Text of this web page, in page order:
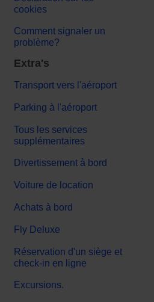
cookies
Comment signaler un
problème?
Extra's
Transport vers l'aéroport
Parking à l'aéroport
Tous les services
supplémentaires
Divertissement à bord
Voiture de location
Achats à bord
Fly Deluxe
Réservation d'un siège et
check-in en ligne
Excursions.